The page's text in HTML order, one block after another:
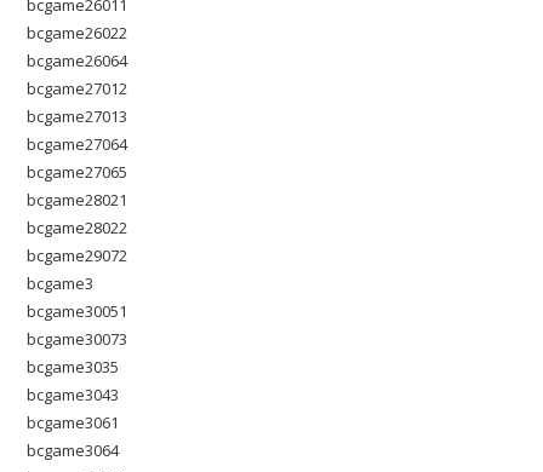
bcgame26011
bcgame26022
bcgame26064
bcgame27012
bcgame27013
bcgame27064
bcgame27065
bcgame28021
bcgame28022
bcgame29072
bcgame3
bcgame30051
bcgame30073
bcgame3035
bcgame3043
bcgame3061
bcgame3064